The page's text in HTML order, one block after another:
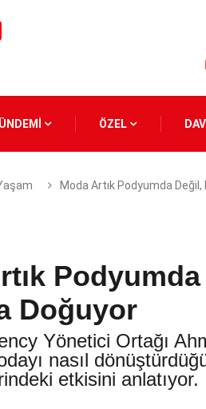
ÖZEL
Moda Artık Podyumda
Doğuyor
Yönetici Ortağı
nasıl
etkisini anlatıyor.